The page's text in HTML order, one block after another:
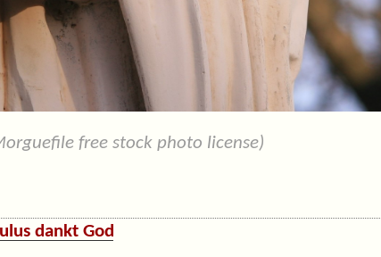
free stock photo license)
dankt God